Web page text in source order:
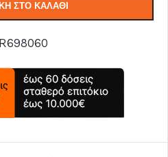
ΣΤΟ ΚΑΛΆΘΙ